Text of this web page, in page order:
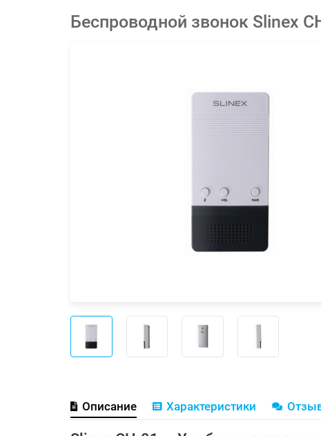
Беспроводной звонок Slinex
Описание Характеристики